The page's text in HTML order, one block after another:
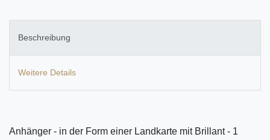
Beschreibung
Weitere Details
Anhänger - in der Form einer Landkarte mit Brillant - 1